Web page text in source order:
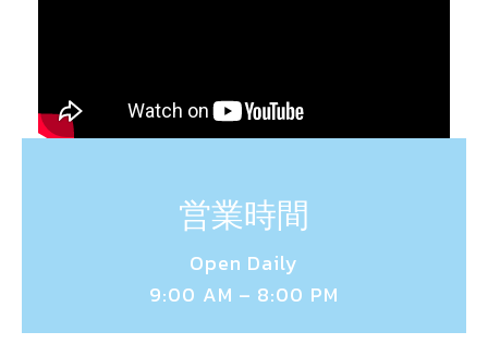
営業時間
Open Daily
9:00 AM – 8:00 PM